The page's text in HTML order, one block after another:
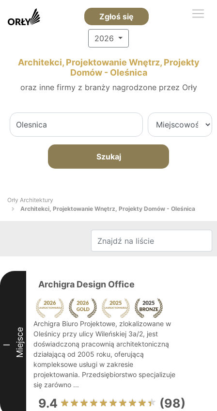
Zgłoś się
2026
Architekci, Projektowanie Wnętrz, Projekty
Domów - Oleśnica
oraz inne firmy z branży nagrodzone przez Orły
Szukaj
Orły Architektury
Architekci, Projektowanie Wnętrz, Projekty Domów - Oleśnica
I Miejsce
Archigra Design Office
Archigra Biuro Projektowe, zlokalizowane w
Oleśnicy przy ulicy Wileńskiej 3a/2, jest
doświadczoną pracownią architektoniczną
działającą od 2005 roku, oferującą
kompleksowe usługi w zakresie
projektowania. Przedsiębiorstwo specjalizuje
się zarówno ...
9.4 (98)